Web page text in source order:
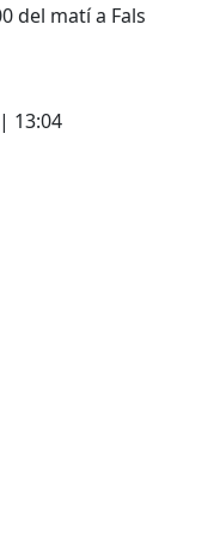
del matí a Fals
13:04